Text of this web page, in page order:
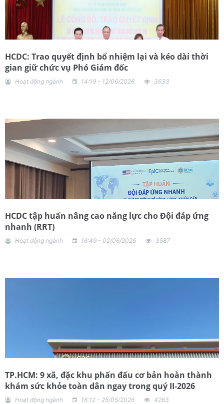
HCDC: Trao quyết định bổ nhiệm lại và kéo dài thời
gian giữ chức vụ Phó Giám đốc
Hoạt động ngành 14:19 - 12/06/2026 3633
HCDC tập huấn nâng cao năng lực cho Đội đáp ứng
nhanh (RRT)
Hoạt động ngành 16:49 - 02/06/2026 3587
TP.HCM: 9 xã, đặc khu phấn đấu cơ bản hoàn thành
khám sức khỏe toàn dân ngay trong quý II-2026
Hoạt động ngành 16:12 - 25/05/2026 4263